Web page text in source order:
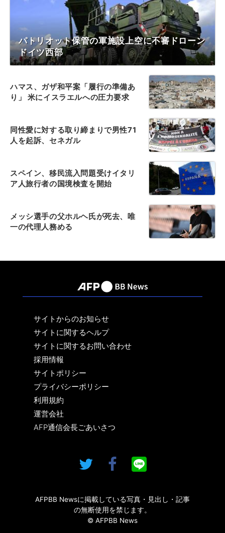
パトリオット保管の軍施設上空に不審ドローン
ドイツ西部
ハマス、ガザ和平案「履行の準備あ
り」 米にイスラエルへの圧力要求
同性愛に対する取り締まりで男性71
人を起訴、セネガル
スペイン、移民流入問題受けイタリ
ア人旅行者の国境検査を開始
メッシ選手の父ホルヘ氏が死去、唯
一の代理人務める
サイトからのお知らせ
サイトに関するヘルプ
サイトに関するお問い合わせ
採用情報
サイトポリシー
プライバシーポリシー
利用規約
運営会社
AFP通信会長ごあいさつ
AFPBB Newsに掲載している写真・見出し・記事
の無断使用を禁じます。
© AFPBB News